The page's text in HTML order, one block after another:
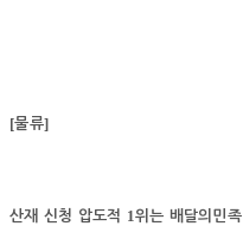
[물류]
산재 신청 압도적 1위는 배달의민족